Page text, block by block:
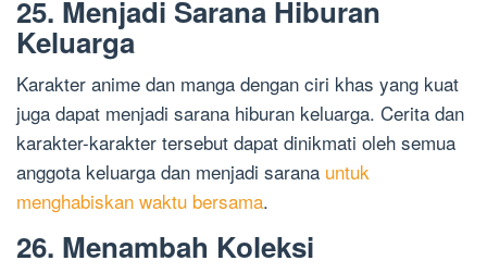
25. Menjadi Sarana Hiburan
Keluarga
Karakter anime dan manga dengan ciri khas yang kuat
juga dapat menjadi sarana hiburan keluarga. Cerita dan
karakter-karakter tersebut dapat dinikmati oleh semua
anggota keluarga dan menjadi sarana untuk
menghabiskan waktu bersama.
26. Menambah Koleksi